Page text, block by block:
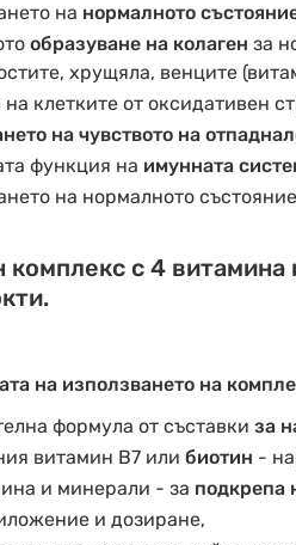
на нормалното
образуване на колаген за
хрущяла, венците
клетките от оксидативен
на чувството на
функция на имунната
на нормалното
комплекс с 4
на използването на
формула от съставки за
витамин В7 или биотин -
и минерали - за подкрепа
и дозиране,